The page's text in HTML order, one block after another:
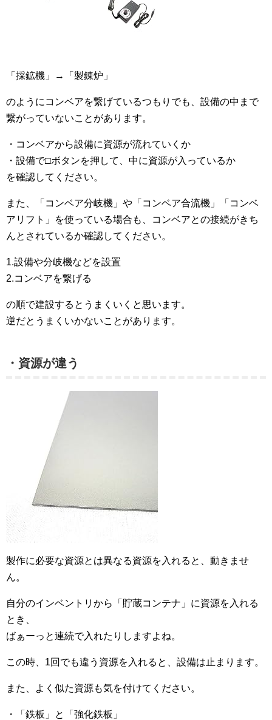
「採鉱機」→「製錬炉」
のようにコンベアを繋げているつもりでも、設備の中まで
繋がっていないことがあります。
・コンベアから設備に資源が流れていくか
・設備で□ボタンを押して、中に資源が入っているか
を確認してください。
また、「コンベア分岐機」や「コンベア合流機」「コンベ
アリフト」を使っている場合も、コンベアとの接続がきち
んとされているか確認してください。
1.設備や分岐機などを設置
2.コンベアを繋げる
の順で建設するとうまくいくと思います。
逆だとうまくいかないことがあります。
・資源が違う
製作に必要な資源とは異なる資源を入れると、動きませ
ん。
自分のインベントリから「貯蔵コンテナ」に資源を入れる
とき、
ばぁーっと連続で入れたりしますよね。
この時、1回でも違う資源を入れると、設備は止まります。
また、よく似た資源も気を付けてください。
・「鉄板」と「強化鉄板」